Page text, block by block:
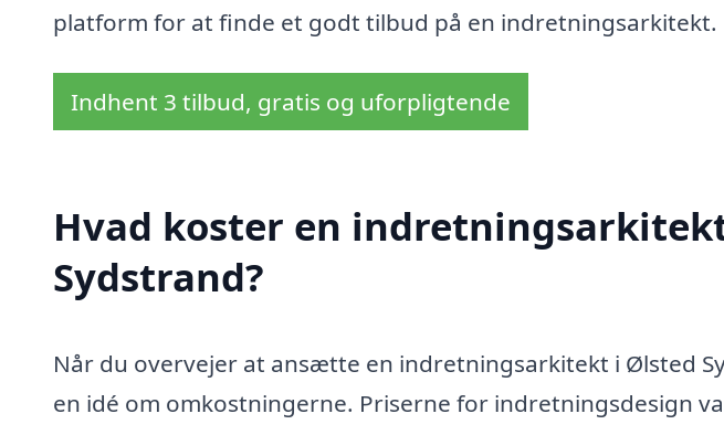
platform for at finde et godt tilbud på en indretningsarkitekt.
Indhent 3 tilbud, gratis og uforpligtende
Hvad koster en
Sydstrand?
Når du overvejer at ansætte en indretningsarkitekt i Ølsted
en idé om omkostningerne. Priserne for indretningsdesign